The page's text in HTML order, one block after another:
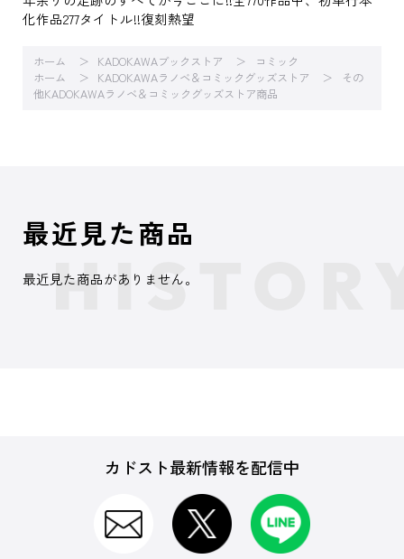
化作品277タイトル!!復刻熱望
ホーム KADOKAWAブックストア
コミック
ホーム
KADOKAWAラノベ＆コミックグッズストア
その
他KADOKAWAラノベ＆コミックグッズストア商品
最近見た商品
最近見た商品がありません。
カドスト最新情報を配信中